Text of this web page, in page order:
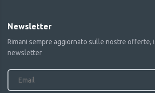
Newsletter
Rimani sempre aggiornato sulle nostre offerte,
newsletter